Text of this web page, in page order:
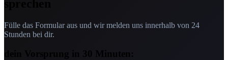
Fülle das Formular aus und wir melden uns innerhalb von 24
Stunden bei dir.
dein Vorsprung in 30 Minuten: